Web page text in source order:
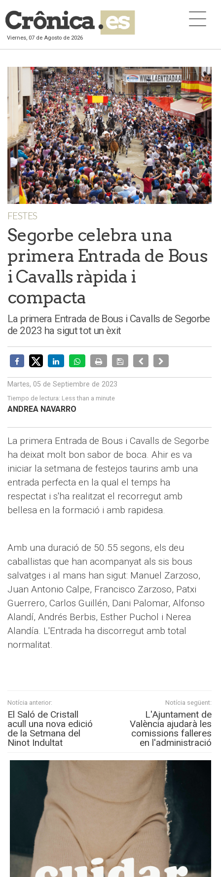
Viernes, 07 de Agosto de 2026
FESTES
Segorbe celebra una
primera Entrada de Bous
i Cavalls ràpida i
compacta
La primera Entrada de Bous i Cavalls de Segorbe
de 2023 ha sigut tot un èxit
Martes, 05 de Septiembre de 2023
Tiempo de lectura: Less than a minute
ANDREA NAVARRO
La primera Entrada de Bous i Cavalls de Segorbe
ha deixat molt bon sabor de boca. Ahir es va
iniciar la setmana de festejos taurins amb una
entrada perfecta en la qual el temps ha
respectat i s'ha realitzat el recorregut amb
bellesa en la formació i amb rapidesa.
Amb una duració de 50.55 segons, els deu
caballistas que han acompanyat als sis bous
salvatges i al mans han sigut: Manuel Zarzoso,
Juan Antonio Calpe, Francisco Zarzoso, Patxi
Guerrero, Carlos Guillén, Dani Palomar, Alfonso
Alandí, Andrés Berbis, Esther Puchol i Nerea
Alandía. L'Entrada ha discorregut amb total
normalitat.
Notícia anterior:
El Saló de Cristall
acull una nova edició
de la Setmana del
Ninot Indultat
Notícia següent:
L'Ajuntament de
València ajudarà les
comissions falleres
en l'administració